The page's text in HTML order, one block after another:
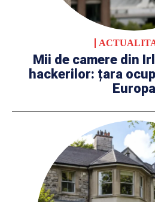
Mii de camere din
hackerilor: țara
Europa